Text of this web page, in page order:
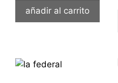
añadir al carrito